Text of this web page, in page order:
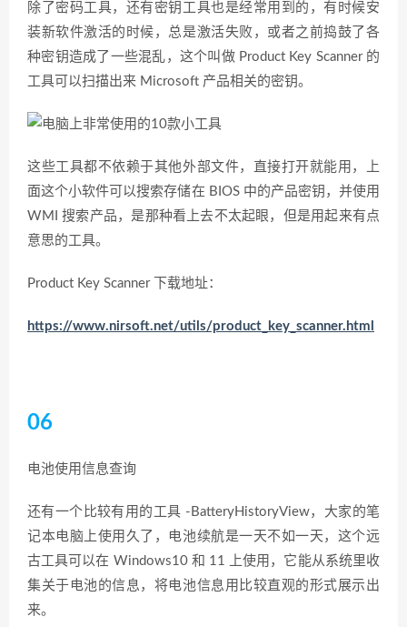
除了密码工具，还有密钥工具也是经常用到的，有时候安
装新软件激活的时候，总是激活失败，或者之前捣鼓了各
种密钥造成了一些混乱，这个叫做 Product Key Scanner 的
工具可以扫描出来 Microsoft 产品相关的密钥。
这些工具都不依赖于其他外部文件，直接打开就能用，上
面这个小软件可以搜索存储在 BIOS 中的产品密钥，并使用
WMI 搜索产品，是那种看上去不太起眼，但是用起来有点
意思的工具。
Product Key Scanner 下载地址：
https://www.nirsoft.net/utils/product_key_scanner.html
06
电池使用信息查询
还有一个比较有用的工具 -BatteryHistoryView，大家的笔
记本电脑上使用久了，电池续航是一天不如一天，这个远
古工具可以在 Windows10 和 11 上使用，它能从系统里收
集关于电池的信息，将电池信息用比较直观的形式展示出
来。